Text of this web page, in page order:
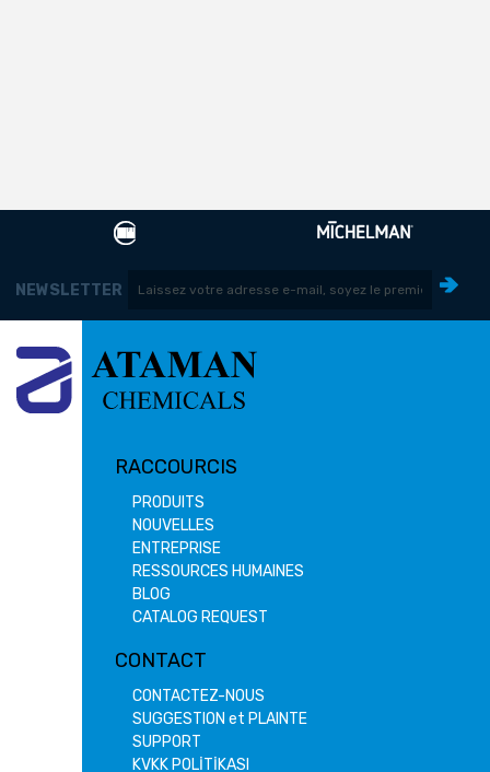
NEWSLETTER
RACCOURCIS
PRODUITS
NOUVELLES
ENTREPRISE
RESSOURCES HUMAINES
BLOG
CATALOG REQUEST
CONTACT
CONTACTEZ-NOUS
SUGGESTION et PLAINTE
SUPPORT
KVKK POLİTİKASI